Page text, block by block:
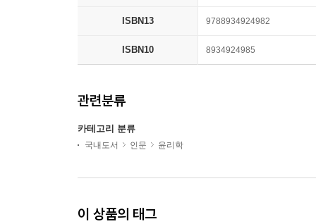
ISBN13 9788934924982
ISBN10 8934924985
관련분류
카테고리 분류
국내도서 인문 윤리학
이 상품의 태그